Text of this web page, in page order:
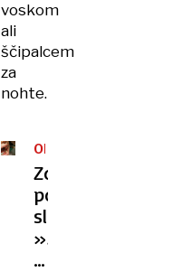
voskom
ali
ščipalcem
za
nohte.
ORTODONTIJA
Zdravstvo
po
slovensko:
»Zobni
aparat